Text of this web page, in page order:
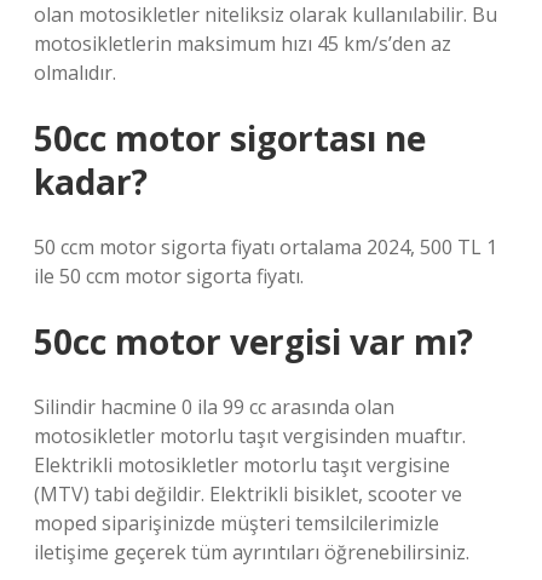
olan motosikletler niteliksiz olarak kullanılabilir. Bu
motosikletlerin maksimum hızı 45 km/s’den az
olmalıdır.
50cc motor sigortası ne
kadar?
50 ccm motor sigorta fiyatı ortalama 2024, 500 TL 1
ile 50 ccm motor sigorta fiyatı.
50cc motor vergisi var mı?
Silindir hacmine 0 ila 99 cc arasında olan
motosikletler motorlu taşıt vergisinden muaftır.
Elektrikli motosikletler motorlu taşıt vergisine
(MTV) tabi değildir. Elektrikli bisiklet, scooter ve
moped siparişinizde müşteri temsilcilerimizle
iletişime geçerek tüm ayrıntıları öğrenebilirsiniz.